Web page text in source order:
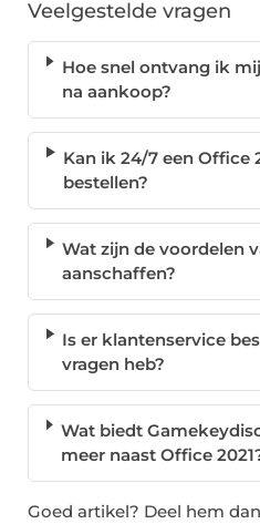
Veelgestelde vragen
Hoe snel ontvang ik
na aankoop?
Kan ik 24/7 een Office
bestellen?
Wat zijn de voordelen
aanschaffen?
Is er klantenservice
vragen heb?
Wat biedt
meer naast Office
Goed artikel? Deel hem